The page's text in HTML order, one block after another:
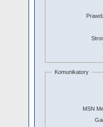
Komunikatory
MSN